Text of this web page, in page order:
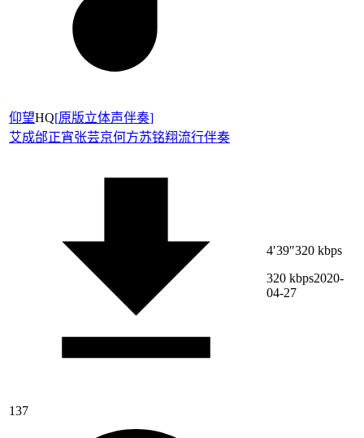
仰望HQ[原版立体声伴奏]
艾成邰正宵张芸京何方苏铭翔流行伴奏
137
4′39″320 kbps
320 kbps2020-
04-27